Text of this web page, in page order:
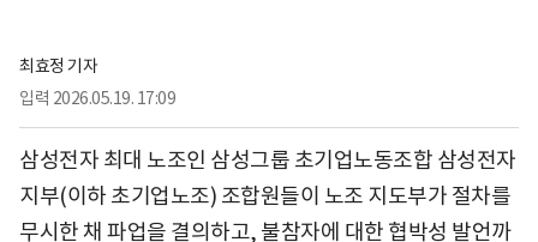
최효정 기자
입력 2026.05.19. 17:09
삼성전자 최대 노조인 삼성그룹 초기업노동조합 삼성전자
지부(이하 초기업노조) 조합원들이 노조 지도부가 절차를
무시한 채 파업을 결의하고, 불참자에 대한 협박성 발언까